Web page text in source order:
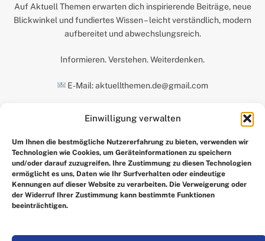
Einwilligung verwalten
Um Ihnen die bestmögliche Nutzererfahrung zu bieten, verwenden wir
Technologien wie Cookies, um Geräteinformationen zu speichern
und/oder darauf zuzugreifen. Ihre Zustimmung zu diesen Technologien
ermöglicht es uns, Daten wie Ihr Surfverhalten oder eindeutige
Kennungen auf dieser Website zu verarbeiten. Die Verweigerung oder
der Widerruf Ihrer Zustimmung kann bestimmte Funktionen
beeinträchtigen.
Auf Aktuell Themen erwarten dich inspirierende Beiträge, neue
Blickwinkel und fundiertes Wissen – leicht verständlich, modern
aufbereitet und abwechslungsreich.
Informieren. Verstehen. Weiterdenken.
E-Mail: aktuellthemen.de@gmail.com